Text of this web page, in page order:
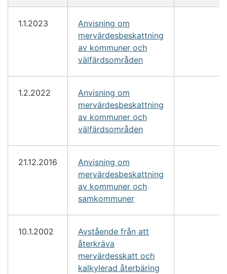
1.1.2023
Anvisning om
mervärdesbeskattning
av kommuner och
välfärdsområden
1.2.2022
Anvisning om
mervärdesbeskattning
av kommuner och
välfärdsområden
21.12.2016
Anvisning om
mervärdesbeskattning
av kommuner och
samkommuner
10.1.2002
Avstående från att
återkräva
mervärdesskatt och
kalkylerad återbäring